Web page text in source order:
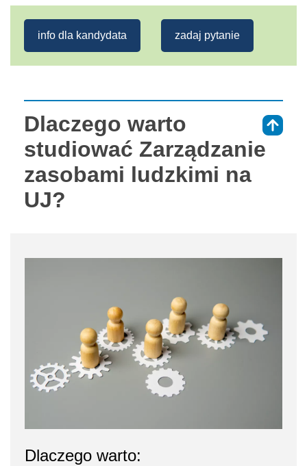
info dla kandydata zadaj pytanie
Dlaczego warto
studiować Zarządzanie
zasobami ludzkimi na
UJ?
Dlaczego warto: